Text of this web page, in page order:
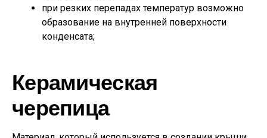
при резких перепадах температур возможно
образование на внутренней поверхности
конденсата;
Керамическая
черепица